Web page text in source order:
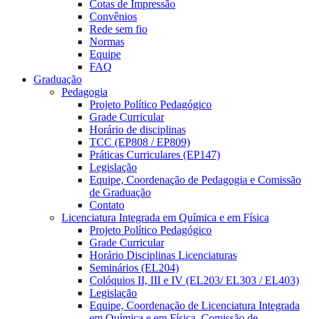
Cotas de Impressão
Convênios
Rede sem fio
Normas
Equipe
FAQ
Graduação
Pedagogia
Projeto Político Pedagógico
Grade Curricular
Horário de disciplinas
TCC (EP808 / EP809)
Práticas Curriculares (EP147)
Legislação
Equipe, Coordenação de Pedagogia e Comissão
de Graduação
Contato
Licenciatura Integrada em Química e em Física
Projeto Político Pedagógico
Grade Curricular
Horário Disciplinas Licenciaturas
Seminários (EL204)
Colóquios II, III e IV (EL203/ EL303 / EL403)
Legislação
Equipe, Coordenação de Licenciatura Integrada